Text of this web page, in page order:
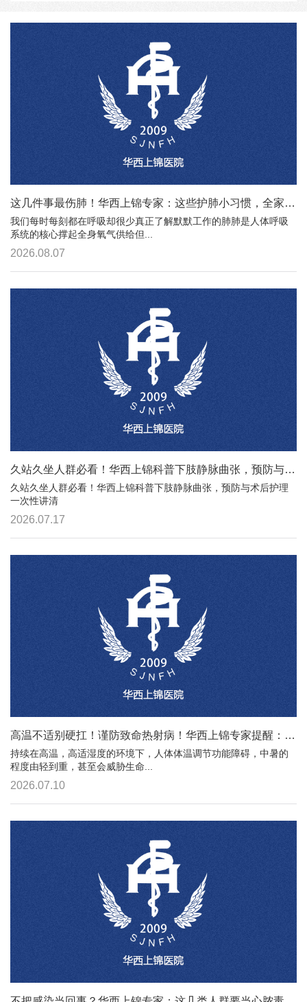
这几件事最伤肺！华西上锦专家：这些护肺小习惯，全家都能跟着做
我们每时每刻都在呼吸却很少真正了解默默工作的肺肺是人体呼吸
系统的核心撑起全身氧气供给但...
2026.08.07
久站久坐人群必看！华西上锦科普下肢静脉曲张，预防与术后护理一次性讲清
久站久坐人群必看！华西上锦科普下肢静脉曲张，预防与术后护理
一次性讲清
2026.07.17
高温不适别硬扛！谨防致命热射病！华西上锦专家提醒：这几类人群要小心
持续在高温，高适湿度的环境下，人体体温调节功能障碍，中暑的
程度由轻到重，甚至会威胁生命...
2026.07.10